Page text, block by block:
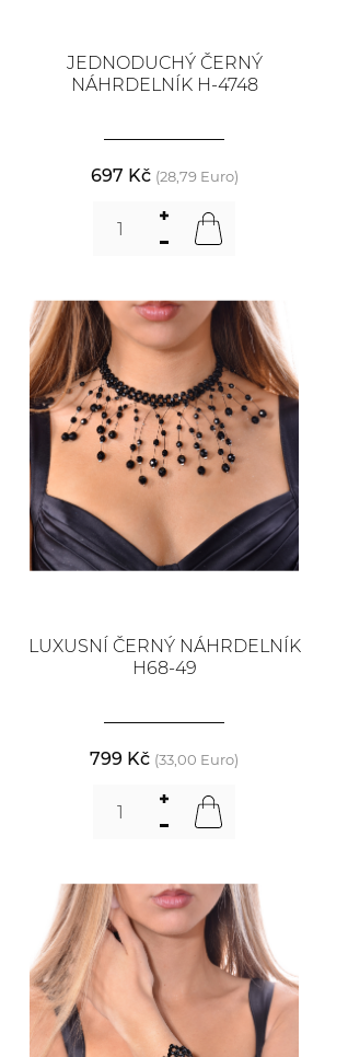
JEDNODUCHÝ ČERNÝ
NÁHRDELNÍK H-4748
697 Kč (28,79 Euro)
LUXUSNÍ ČERNÝ NÁHRDELNÍK
H68-49
799 Kč (33,00 Euro)